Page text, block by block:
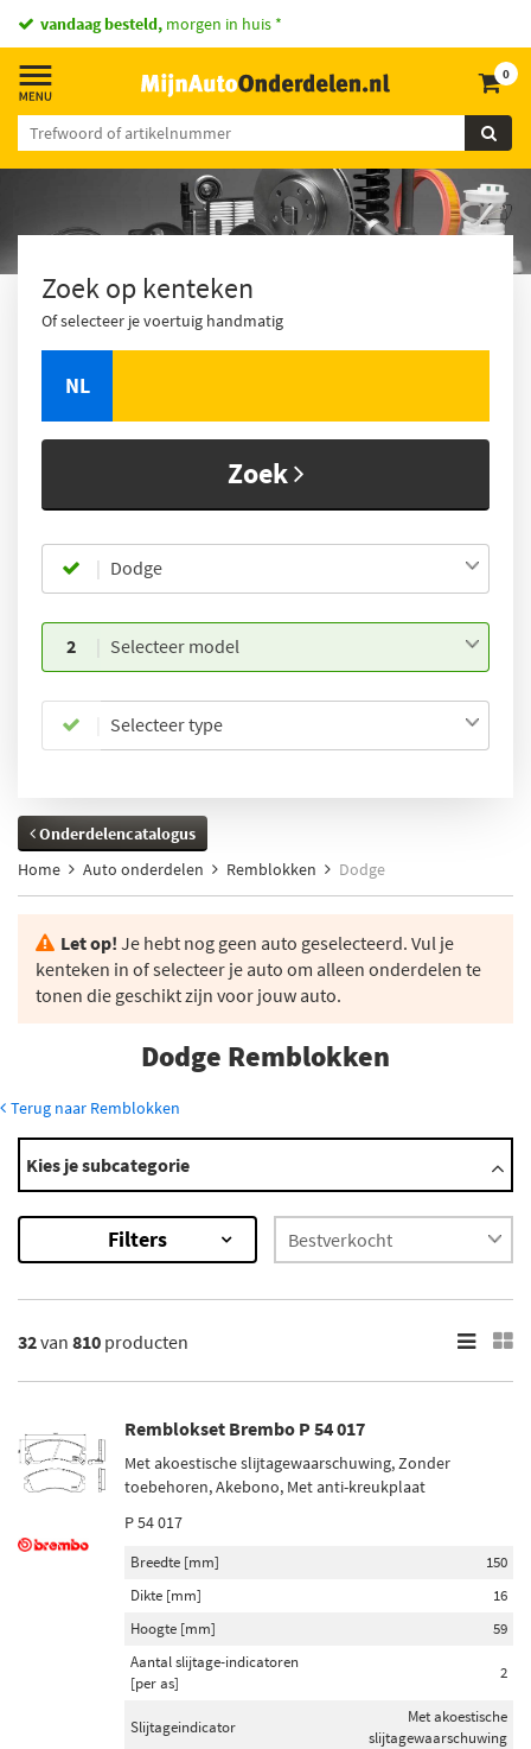
vandaag besteld, morgen in huis *
0
Zoek op kenteken
Of selecteer je voertuig handmatig
NL
Zoek
Dodge
2 Selecteer model
Selecteer type
Onderdelencatalogus
Home
Auto onderdelen Remblokken Dodge
Let op! Je hebt nog geen auto geselecteerd. Vul je
kenteken in of selecteer je auto om alleen onderdelen te
tonen die geschikt zijn voor jouw auto.
Dodge Remblokken
Terug naar Remblokken
Modellen
600
Avenger
Caravan
Challenger
×
Resultaten
×
Merk
Brembo (72)
Bosch (22)
Maxgear (29)
Febi Bilstein (13)
ABE (39)
Kies je subcategorie
Filters
32van 810 producten
Remblokset Brembo P 54 017
Met akoestische slijtagewaarschuwing, Zonder
toebehoren, Akebono, Met anti-kreukplaat
P 54 017
Breedte [mm]
150
Dikte [mm]
16
Hoogte [mm]
59
Aantal slijtage-indicatoren
[per as]
2
Slijtageindicator
Met akoestische
slijtagewaarschuwing